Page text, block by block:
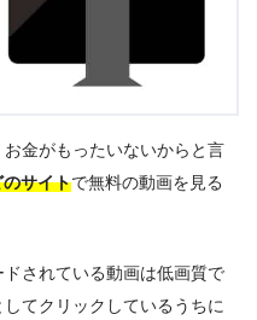
金がもったいないからと言
サイトで無料の動画を見る
されている動画は低画質で
てクリックしているうちに